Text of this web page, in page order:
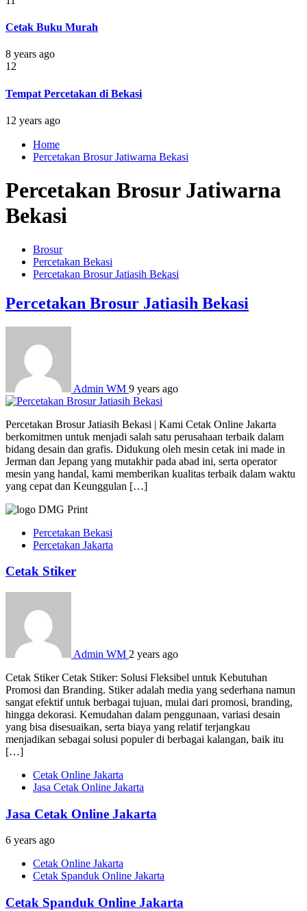
Cetak Buku Murah
8 years ago
12
Tempat Percetakan di Bekasi
12 years ago
Home
Percetakan Brosur Jatiwarna Bekasi
Percetakan Brosur Jatiwarna
Bekasi
Brosur
Percetakan Bekasi
Percetakan Brosur Jatiasih Bekasi
Percetakan Brosur Jatiasih Bekasi
Admin WM 9 years ago
Percetakan Brosur Jatiasih Bekasi | Kami Cetak Online Jakarta
berkomitmen untuk menjadi salah satu perusahaan terbaik dalam
bidang desain dan grafis. Didukung oleh mesin cetak ini made in
Jerman dan Jepang yang mutakhir pada abad ini, serta operator
mesin yang handal, kami memberikan kualitas terbaik dalam waktu
yang cepat dan Keunggulan […]
Percetakan Bekasi
Percetakan Jakarta
Cetak Stiker
Admin WM 2 years ago
Cetak Stiker Cetak Stiker: Solusi Fleksibel untuk Kebutuhan
Promosi dan Branding. Stiker adalah media yang sederhana namun
sangat efektif untuk berbagai tujuan, mulai dari promosi, branding,
hingga dekorasi. Kemudahan dalam penggunaan, variasi desain
yang bisa disesuaikan, serta biaya yang relatif terjangkau
menjadikan sebagai solusi populer di berbagai kalangan, baik itu
[…]
Cetak Online Jakarta
Jasa Cetak Online Jakarta
Jasa Cetak Online Jakarta
6 years ago
Cetak Online Jakarta
Cetak Spanduk Online Jakarta
Cetak Spanduk Online Jakarta